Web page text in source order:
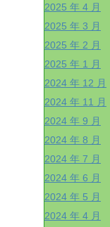
2025 年 4 月
2025 年 3 月
2025 年 2 月
2025 年 1 月
2024 年 12 月
2024 年 11 月
2024 年 9 月
2024 年 8 月
2024 年 7 月
2024 年 6 月
2024 年 5 月
2024 年 4 月